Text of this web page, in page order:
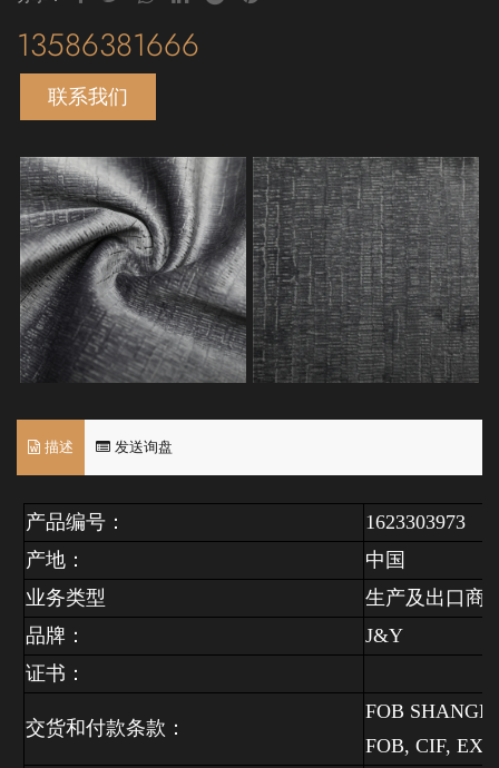
13586381666
联系我们
描述 发送询盘
产品编号： 1623303973
产地：
中国
业务类型
生产及出口商
品牌：
J&Y
证书：
交货和付款条款：
FOB
FOB, CIF,